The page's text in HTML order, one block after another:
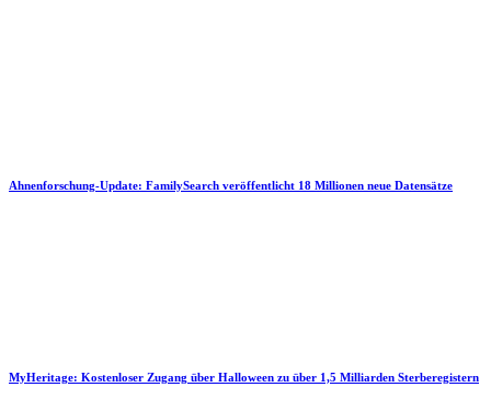
Ahnenforschung-Update: FamilySearch veröffentlicht 18 Millionen neue Datensätze
MyHeritage: Kostenloser Zugang über Halloween zu über 1,5 Milliarden Sterberegistern